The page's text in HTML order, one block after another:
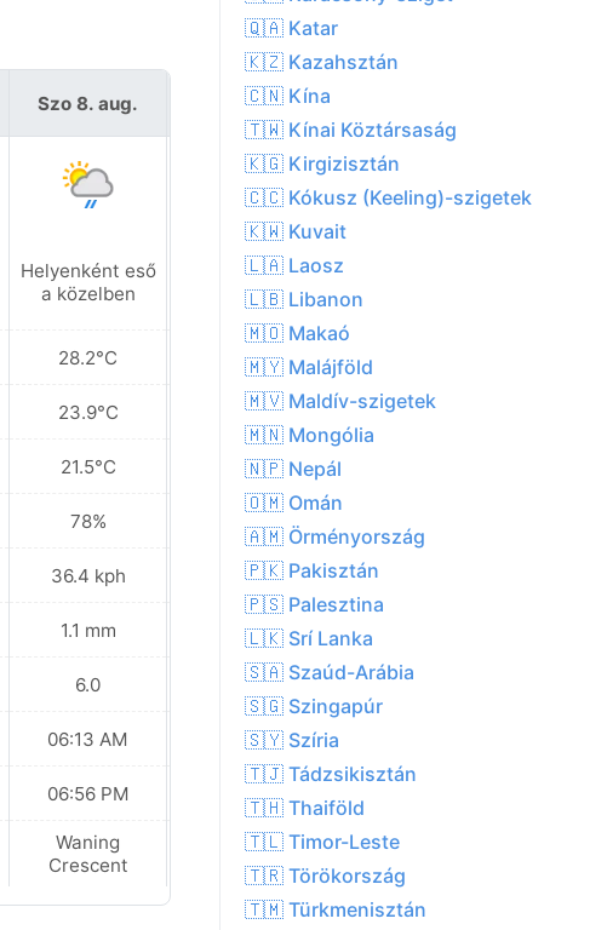
Szo 8. aug.
Helyenként eső
a közelben
28.2°C
23.9°C
21.5°C
78%
36.4 kph
1.1 mm
6.0
06:13 AM
06:56 PM
Waning
Crescent
V 9. aug.
Helyenként eső
a közelben
28.2°C
24.2°C
21.8°C
32.4 kph
0.8 mm
6.0
06:13 AM
06:56 PM
Waning
Crescent
🇶🇦 Katar
🇰🇿 Kazahsztán
🇨🇳 Kína
🇹🇼 Kínai Köztársaság
🇰🇬 Kirgizisztán
🇨🇨 Kókusz (Keeling)-szigetek
🇰🇼 Kuvait
🇱🇦 Laosz
🇱🇧 Libanon
🇲🇴 Makaó
🇲🇾 Malájföld
🇲🇻 Maldív-szigetek
🇲🇳 Mongólia
🇳🇵 Nepál
🇴🇲 Omán
🇦🇲 Örményország
🇵🇰 Pakisztán
🇵🇸 Palesztina
🇱🇰 Srí Lanka
🇸🇦 Szaúd-Arábia
🇸🇬 Szingapúr
🇸🇾 Szíria
🇹🇯 Tádzsikisztán
🇹🇭 Thaiföld
🇹🇱 Timor-Leste
🇹🇷 Törökország
🇹🇲 Türkmenisztán